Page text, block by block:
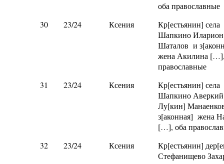
оба православные
30
23/24 Ксения
Кр[естьянин] села
Шапкино
Шаталов и
жена Акилина
православные
31
23/24 Ксения
Кр[естьянин] села
Шапкино Аверкий
Лу[кин]
з[аконная] жена
[…], оба
32
23/24 Ксения
Кр[естьянин]
Стефанищево